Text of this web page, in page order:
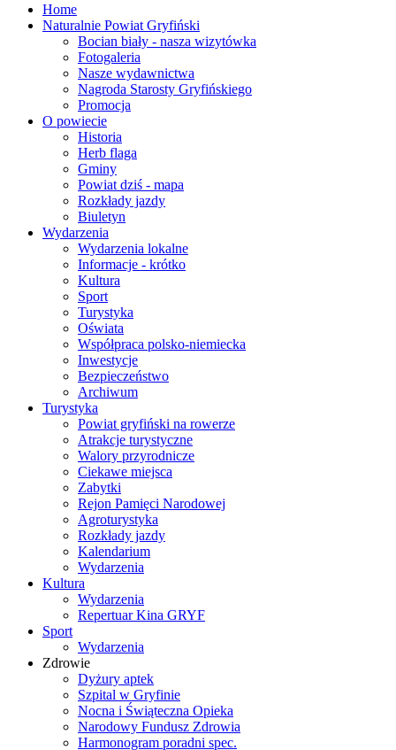
Home
Naturalnie Powiat Gryfiński
Bocian biały - nasza wizytówka
Fotogaleria
Nasze wydawnictwa
Nagroda Starosty Gryfińskiego
Promocja
O powiecie
Historia
Herb flaga
Gminy
Powiat dziś - mapa
Rozkłady jazdy
Biuletyn
Wydarzenia
Wydarzenia lokalne
Informacje - krótko
Kultura
Sport
Turystyka
Oświata
Współpraca polsko-niemiecka
Inwestycje
Bezpieczeństwo
Archiwum
Turystyka
Powiat gryfiński na rowerze
Atrakcje turystyczne
Walory przyrodnicze
Ciekawe miejsca
Zabytki
Rejon Pamięci Narodowej
Agroturystyka
Rozkłady jazdy
Kalendarium
Wydarzenia
Kultura
Wydarzenia
Repertuar Kina GRYF
Sport
Wydarzenia
Zdrowie
Dyżury aptek
Szpital w Gryfinie
Nocna i Świąteczna Opieka
Narodowy Fundusz Zdrowia
Harmonogram poradni spec.